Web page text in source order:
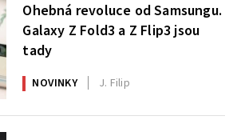
Ohebná revoluce od Samsungu.
Galaxy Z Fold3 a Z Flip3 jsou
tady
NOVINKY J. Filip